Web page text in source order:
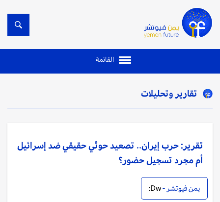
القائمة
تقارير وتحليلات
تقرير: حرب إيران.. تصعيد حوثي حقيقي ضد إسرائيل
أم مجرد تسجيل حضور؟
يمن فيوتشر -Dw: